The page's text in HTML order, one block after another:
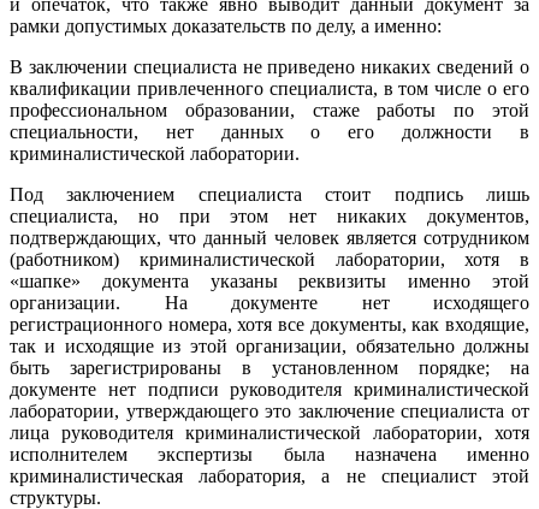
рамки допустимых доказательств по делу, а именно:
В заключении специалиста не приведено никаких сведений о
квалификации привлеченного специалиста, в том числе о его
профессиональном образовании, стаже работы по этой
специальности, нет данных о его должности в
криминалистической лаборатории.
Под заключением специалиста стоит подпись лишь
специалиста, но при этом нет никаких документов,
подтверждающих, что данный человек является сотрудником
(работником) криминалистической лаборатории, хотя в
«шапке» документа указаны реквизиты именно этой
организации. На документе нет исходящего
регистрационного номера, хотя все документы, как входящие,
так и исходящие из этой организации, обязательно должны
быть зарегистрированы в установленном порядке; на
документе нет подписи руководителя криминалистической
лаборатории, утверждающего это заключение специалиста от
лица руководителя криминалистической лаборатории, хотя
исполнителем экспертизы была назначена именно
криминалистическая лаборатория, а не специалист этой
структуры.